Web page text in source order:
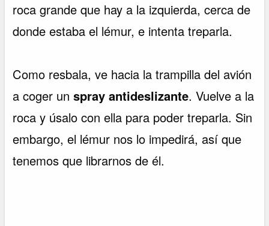
roca grande que hay a la izquierda, cerca de
donde estaba el lémur, e intenta treparla.
Como resbala, ve hacia la trampilla del avión
a coger unspray antideslizante. Vuelve a la
roca y úsalo con ella para poder treparla. Sin
embargo, el lémur nos lo impedirá, así que
tenemos que librarnos de él.